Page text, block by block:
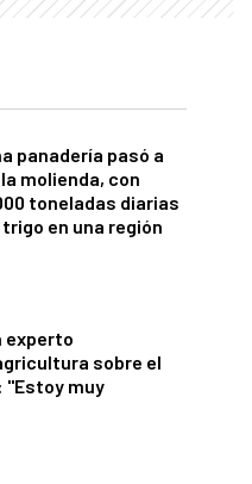
panadería pasó a
molienda, con
toneladas diarias
en una región
experto
sobre el
"Estoy muy